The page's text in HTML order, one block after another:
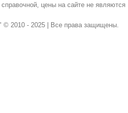
цены на сайте не являются
2010 - 2025 | Все права защищены.